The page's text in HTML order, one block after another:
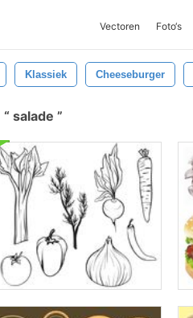
Vectoren Foto‘s
Klassiek Cheeseburger
salade